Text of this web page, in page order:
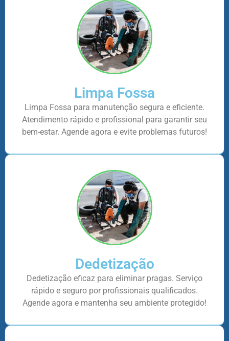
Limpa Fossa
Limpa Fossa para manutenção segura e eficiente.
Atendimento rápido e profissional para garantir seu
bem-estar. Agende agora e evite problemas futuros!
Dedetização
Dedetização eficaz para eliminar pragas. Serviço
rápido e seguro por profissionais qualificados.
Agende agora e mantenha seu ambiente protegido!